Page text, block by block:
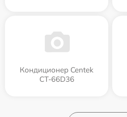
Кондиционер Centek
CT-66D36